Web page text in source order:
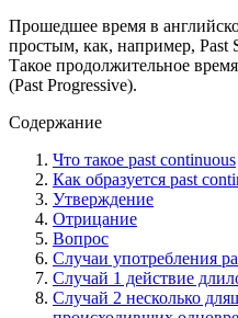
Прошедшее время в
простым, как, например,
Такое продолжительное
(Past Progressive).
Содержание
Что такое past continuous
Как образуется past
Утверждение
Отрицание
Вопрос
Случаи употребления
Случай 1 действие
Случай 2 несколько